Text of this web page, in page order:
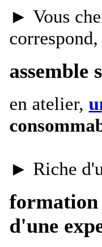
► Vous
correspond,
assemble
en atelier,
► Riche
formation
d'une